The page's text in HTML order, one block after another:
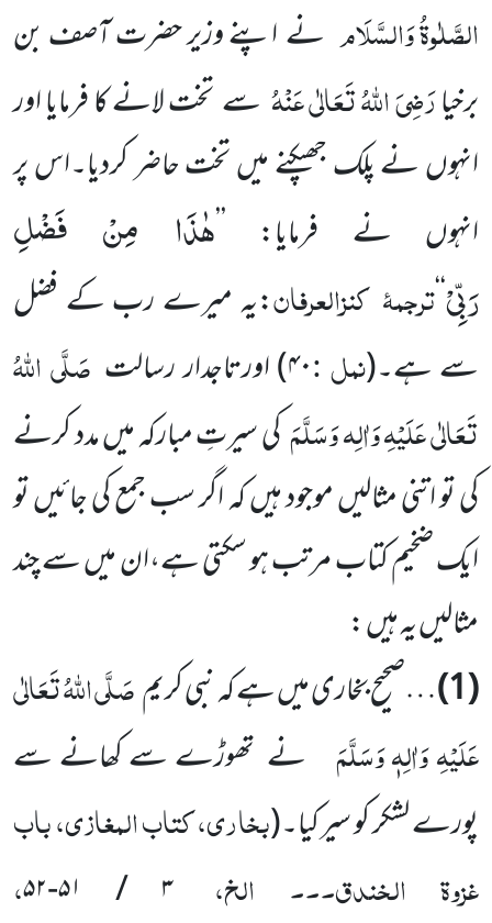
الصَّلٰوۃُ وَالسَّلَام نے اپنے وزیر حضرت آصف بن
برخیارَضِیَ اللہُ تَعَالٰی عَنْہُ سے تخت لانے کا فرمایا اور
انہوں نے پلک جھپکنے میں تخت حاضر کردیا۔اس پر
انہوں نے فرمایا: ’’هٰذَا مِنْ فَضْلِ
رَبِّیْ‘‘ترجمۂ کنزالعرفان:یہ میرے رب کے فضل
سے ہے۔(نمل :۴۰) اورتاجدار رسالت صَلَّی اللہُ
تَعَالٰی عَلَیْہِ وَاٰلِہ وَسَلَّمَکی سیرتِ مبارکہ میں مدد کرنے
کی تو اتنی مثالیں موجود ہیں کہ اگر سب جمع کی جائیں تو
ایک ضخیم کتاب مرتب ہو سکتی ہے،ان میں سے چند
مثالیں یہ ہیں :
(1) …صحیح بخاری میں ہے کہ نبی کریمصَلَّی اللہُ تَعَالٰی
عَلَیْہِ وَاٰلِہٖ وَسَلَّمَ نے تھوڑے سے کھانے سے
پورے لشکر کو سیر کیا۔(بخاری، کتاب المغازی، باب
غزوۃ الخندق۔۔۔ الخ،
۳ / ۵۱-۵۲
،